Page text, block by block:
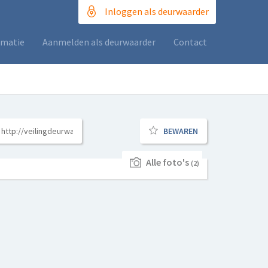
Inloggen als deurwaarder
Aanmelden als deurwaarder Contact
BEWAREN
Alle foto's (2)